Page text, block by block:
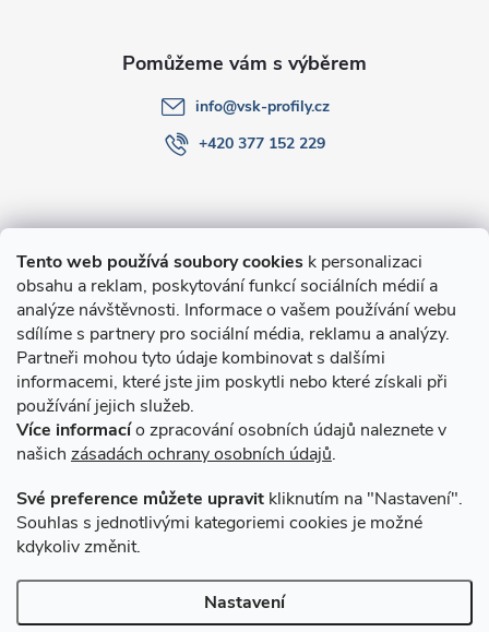
Tento web používá soubory cookies k personalizaci
obsahu a reklam, poskytování funkcí sociálních médií a
analýze návštěvnosti. Informace o vašem používání webu
sdílíme s partnery pro sociální média, reklamu a analýzy.
Partneři mohou tyto údaje kombinovat s dalšími
informacemi, které jste jim poskytli nebo které získali při
používání jejich služeb.
Více informacío zpracování osobních údajů naleznete v
našich zásadách ochrany osobních údajů.
Své preference můžete upravit kliknutím na "Nastavení".
Souhlas s jednotlivými kategoriemi cookies je možné
kdykoliv změnit.
Nastavení
O nákupu
Novinky v programu Alusic
Archiv
info@vsk-profily.cz
+420 377 152 229
Způsoby dopravy